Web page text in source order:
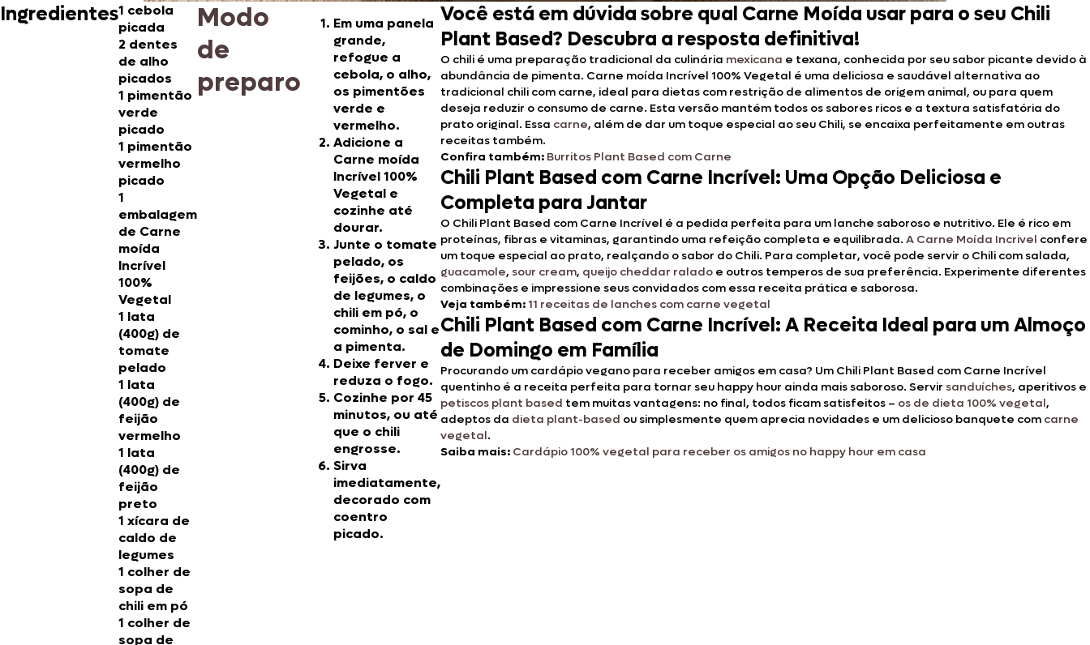
Ingredientes1 cebola
picada
2 dentes
de alho
picados
1 pimentão
verde
picado
1 pimentão
vermelho
picado
1
embalagem
de Carne
moída
Incrível
100%
Vegetal
1 lata
(400g) de
tomate
pelado
1 lata
(400g) de
feijão
vermelho
1 lata
(400g) de
feijão
preto
1 xícara de
caldo de
legumes
1 colher de
sopa de
chili em pó
1 colher de
sopa de
Modo
de
preparo
Em uma panela
grande,
refogue a
cebola, o alho,
os pimentões
verde e
vermelho.
Adicione a
Carne moída
Incrível 100%
Vegetal e
cozinhe até
dourar.
Junte o tomate
pelado, os
feijões, o caldo
de legumes, o
chili em pó, o
cominho, o sal e
a pimenta.
Deixe ferver e
reduza o fogo.
Cozinhe por 45
minutos, ou até
que o chili
engrosse.
Sirva
imediatamente,
decorado com
coentro
picado.
Você está em dúvida sobre qual Carne Moída usar para o seu Chili
Plant Based? Descubra a resposta definitiva!
O chili é uma preparação tradicional da culinária mexicana e texana, conhecida por seu sabor picante devido à
abundância de pimenta. Carne moída Incrível 100% Vegetal é uma deliciosa e saudável alternativa ao
tradicional chili com carne, ideal para dietas com restrição de alimentos de origem animal, ou para quem
deseja reduzir o consumo de carne. Esta versão mantém todos os sabores ricos e a textura satisfatória do
prato original. Essa carne, além de dar um toque especial ao seu Chili, se encaixa perfeitamente em outras
receitas também.
Confira também: Burritos Plant Based com Carne
Chili Plant Based com Carne Incrível: Uma Opção Deliciosa e
Completa para Jantar
O Chili Plant Based com Carne Incrível é a pedida perfeita para um lanche saboroso e nutritivo. Ele é rico em
proteínas, fibras e vitaminas, garantindo uma refeição completa e equilibrada. A Carne Moída Incrivel confere
um toque especial ao prato, realçando o sabor do Chili. Para completar, você pode servir o Chili com salada,
guacamole, sour cream, queijo cheddar ralado e outros temperos de sua preferência. Experimente diferentes
combinações e impressione seus convidados com essa receita prática e saborosa.
Veja também:11 receitas de lanches com carne vegetal
Chili Plant Based com Carne Incrível: A Receita Ideal para um Almoço
de Domingo em Família
Procurando um cardápio vegano para receber amigos em casa? Um Chili Plant Based com Carne Incrível
quentinho é a receita perfeita para tornar seu happy hour ainda mais saboroso. Servir sanduíches, aperitivos e
petiscos plant based tem muitas vantagens: no final, todos ficam satisfeitos – os de dieta 100% vegetal,
adeptos da dieta plant-based ou simplesmente quem aprecia novidades e um delicioso banquete com carne
vegetal.
Saiba mais: Cardápio 100% vegetal para receber os amigos no happy hour em casa